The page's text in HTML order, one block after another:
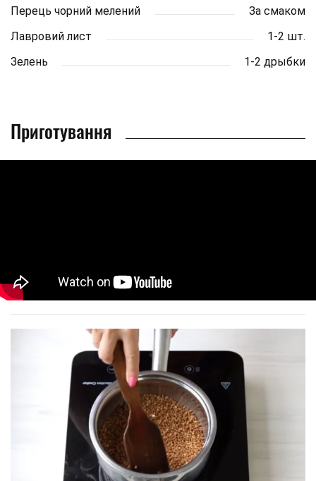
Перець чорний мелений
За смаком
Лавровий лист
1-2 шт.
Зелень
1-2 дрыбки
Приготування